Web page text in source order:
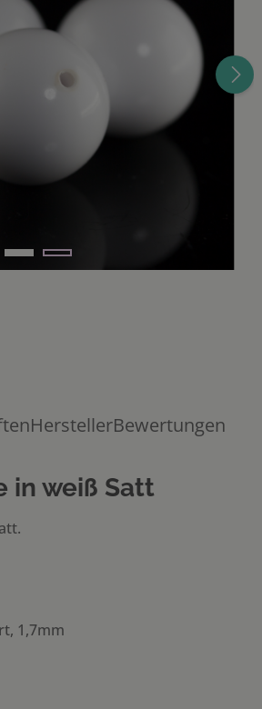
HerstellerBewertungen
in weiß Satt
1,7mm